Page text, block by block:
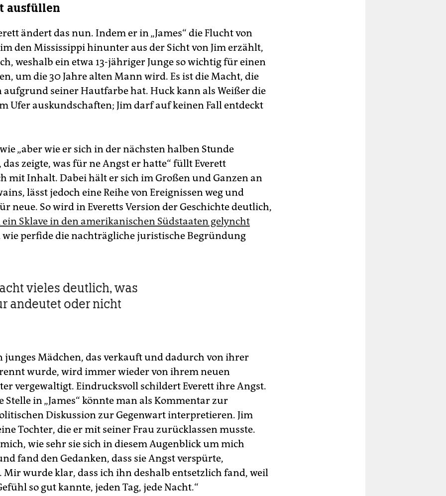
ausfüllen
ändert das nun. Indem er in „James“ die Flucht von
den Mississippi hinunter aus der Sicht von Jim erzählt,
weshalb ein etwa 13-jähriger Junge so wichtig für einen
um die 30 Jahre alten Mann wird. Es ist die Macht, die
aufgrund seiner Hautfarbe hat. Huck kann als Weißer die
Ufer auskundschaften; Jim darf auf keinen Fall entdeckt
„aber wie er sich in der nächsten halben Stunde
zeigte, was für ne Angst er hatte“ füllt Everett
mit Inhalt. Dabei hält er sich im Großen und Ganzen an
lässt jedoch eine Reihe von Ereignissen weg und
neue. So wird in Everetts Version der Geschichte deutlich,
Sklave in den amerikanischen Südstaaten gelyncht
perfide die nachträgliche juristische Begründung
vieles deutlich, was
andeutet oder nicht
junges Mädchen, das verkauft und dadurch von ihrer
wurde, wird immer wieder von ihrem neuen
vergewaltigt. Eindrucksvoll schildert Everett ihre Angst.
Stelle in „James“ könnte man als Kommentar zur
Diskussion zur Gegenwart interpretieren. Jim
Tochter, die er mit seiner Frau zurücklassen musste.
wie sehr sie sich in diesem Augenblick um mich
fand den Gedanken, dass sie Angst verspürte,
Mir wurde klar, dass ich ihn deshalb entsetzlich fand, weil
so gut kannte, jeden Tag, jede Nacht.“